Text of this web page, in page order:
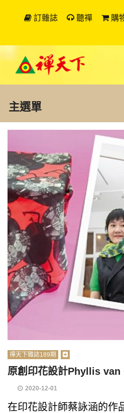
訂雜誌 聽禪 購
主選單
禪天下雜誌189期
原創印花設計Phyllis van
2020-12-01
在印花設計師蔡詠涵的作